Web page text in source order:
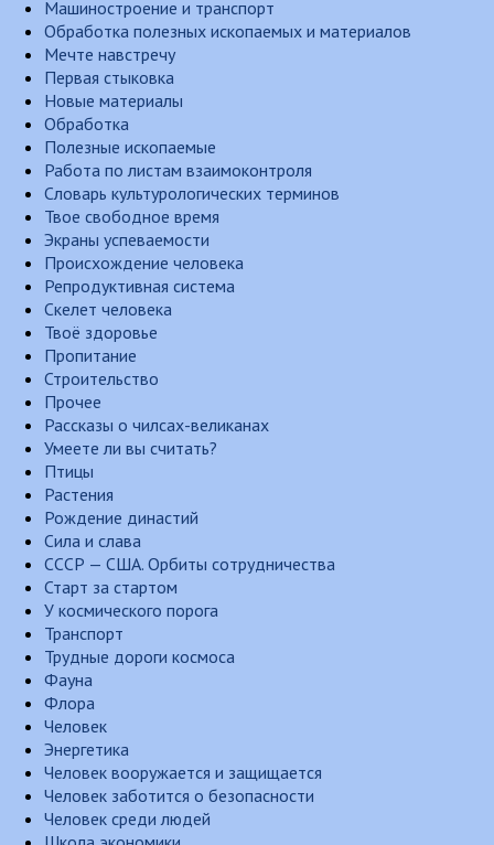
Машиностроение и транспорт
Обработка полезных ископаемых и материалов
Мечте навстречу
Первая стыковка
Новые материалы
Обработка
Полезные ископаемые
Работа по листам взаимоконтроля
Словарь культурологических терминов
Твое свободное время
Экраны успеваемости
Происхождение человека
Репродуктивная система
Скелет человека
Твоё здоровье
Пропитание
Строительство
Прочее
Рассказы о чилсах-великанах
Умеете ли вы считать?
Птицы
Растения
Рождение династий
Сила и слава
СССР — США. Орбиты сотрудничества
Старт за стартом
У космического порога
Транспорт
Трудные дороги космоса
Фауна
Флора
Человек
Энергетика
Человек вооружается и защищается
Человек заботится о безопасности
Человек среди людей